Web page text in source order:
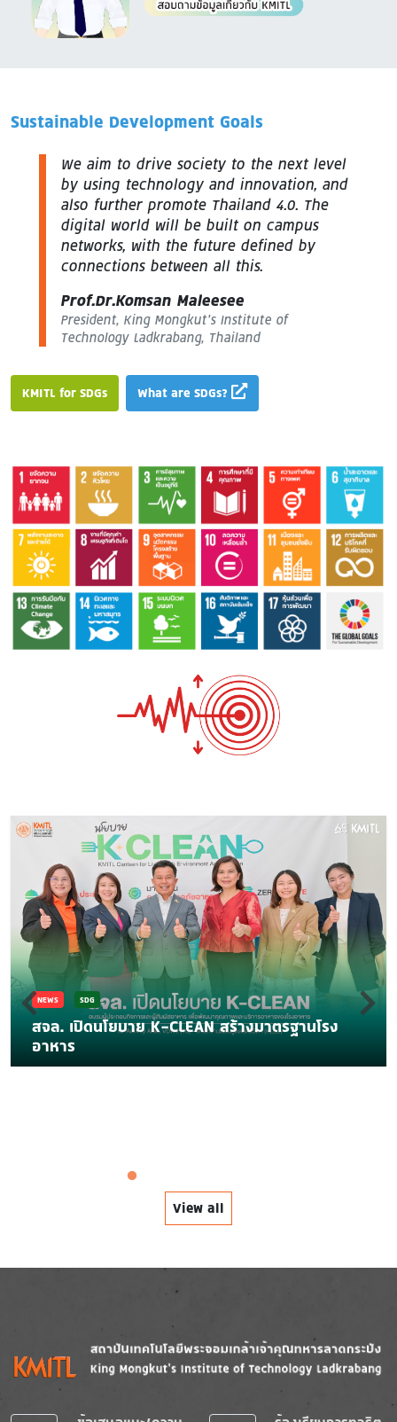
Sustainable Development Goals
We aim to drive society to the next level
by using technology and innovation, and
also further promote Thailand 4.0. The
digital world will be built on campus
networks, with the future defined by
connections between all this.
Prof.Dr.Komsan Maleesee
President, King Mongkut’s Institute of
Technology Ladkrabang, Thailand
KMITL for SDGs What are SDGs?
Image
NEWS SDG
สจล. เปิดนโยบาย K-CLEAN สร้างมาตรฐานโรง
อาหาร
View all
Image